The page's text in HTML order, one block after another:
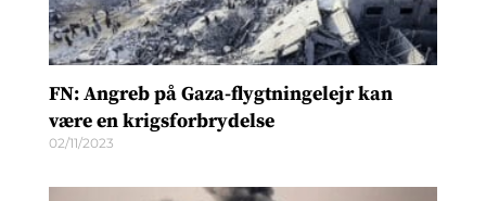
FN: Angreb på Gaza-flygtningelejr kan
være en krigsforbrydelse
02/11/2023